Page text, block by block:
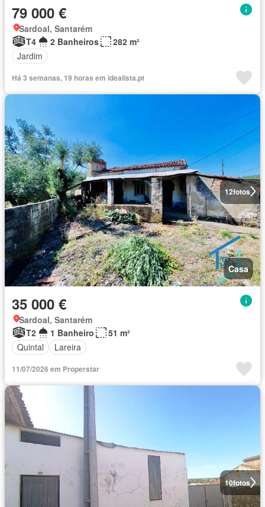
79 000 €
Sardoal, Santarém
T4
2 Banheiros
282 m²
Jardim
Há 3 semanas, 19 horas em idealista.pt
12fotos
Casa
35 000 €
Sardoal, Santarém
T2
1 Banheiro
51 m²
Quintal
Lareira
11/07/2026 em Properstar
10fotos